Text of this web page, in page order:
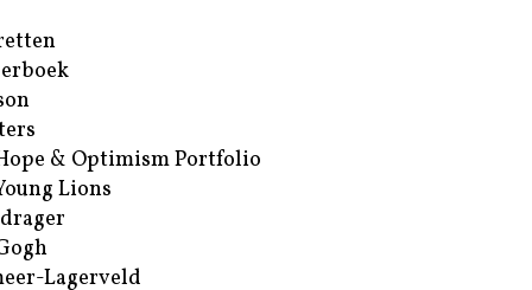
& Optimism Portfolio
Lions
Lagerveld